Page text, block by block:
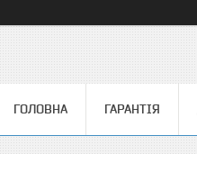
ГОЛОВНА ГАРАНТІЯ